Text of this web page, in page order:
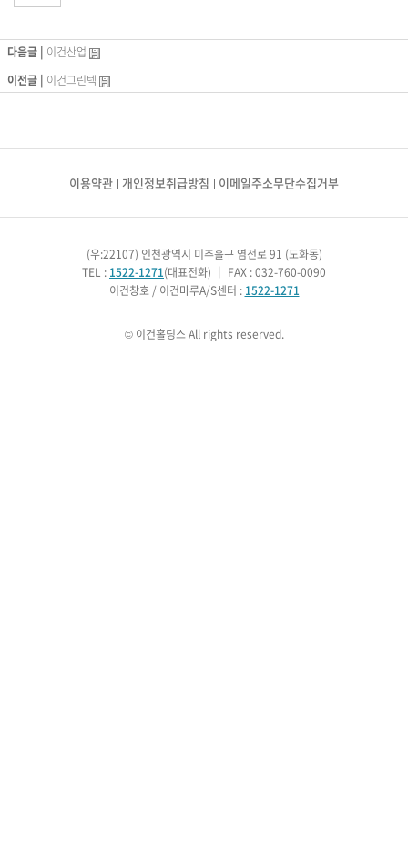
다음글 | 이건산업
이전글 | 이건그린텍
이용약관 개인정보취급방침 이메일주소무단수집거부
(우:22107) 인천광역시 미추홀구 염전로 91 (도화동)
TEL : 1522-1271(대표전화)
FAX : 032-760-0090
이건창호 / 이건마루A/S센터 : 1522-1271
© 이건홀딩스 All rights reserved.